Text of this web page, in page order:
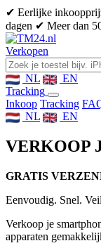
✔ Eerlijke
dagen ✔ Meer dan
Verkopen
NL
EN
Tracking
Inkoop Tracking
NL
EN
VERKOOP
GRATIS
Eenvoudig. Snel.
Verkoop je
apparaten